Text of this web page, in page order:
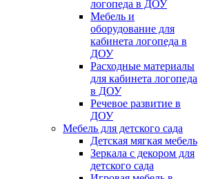
логопеда в ДОУ
Мебель и
оборудование для
кабинета логопеда в
ДОУ
Расходные материалы
для кабинета логопеда
в ДОУ
Речевое развитие в
ДОУ
Мебель для детского сада
Детская мягкая мебель
Зеркала с декором для
детского сада